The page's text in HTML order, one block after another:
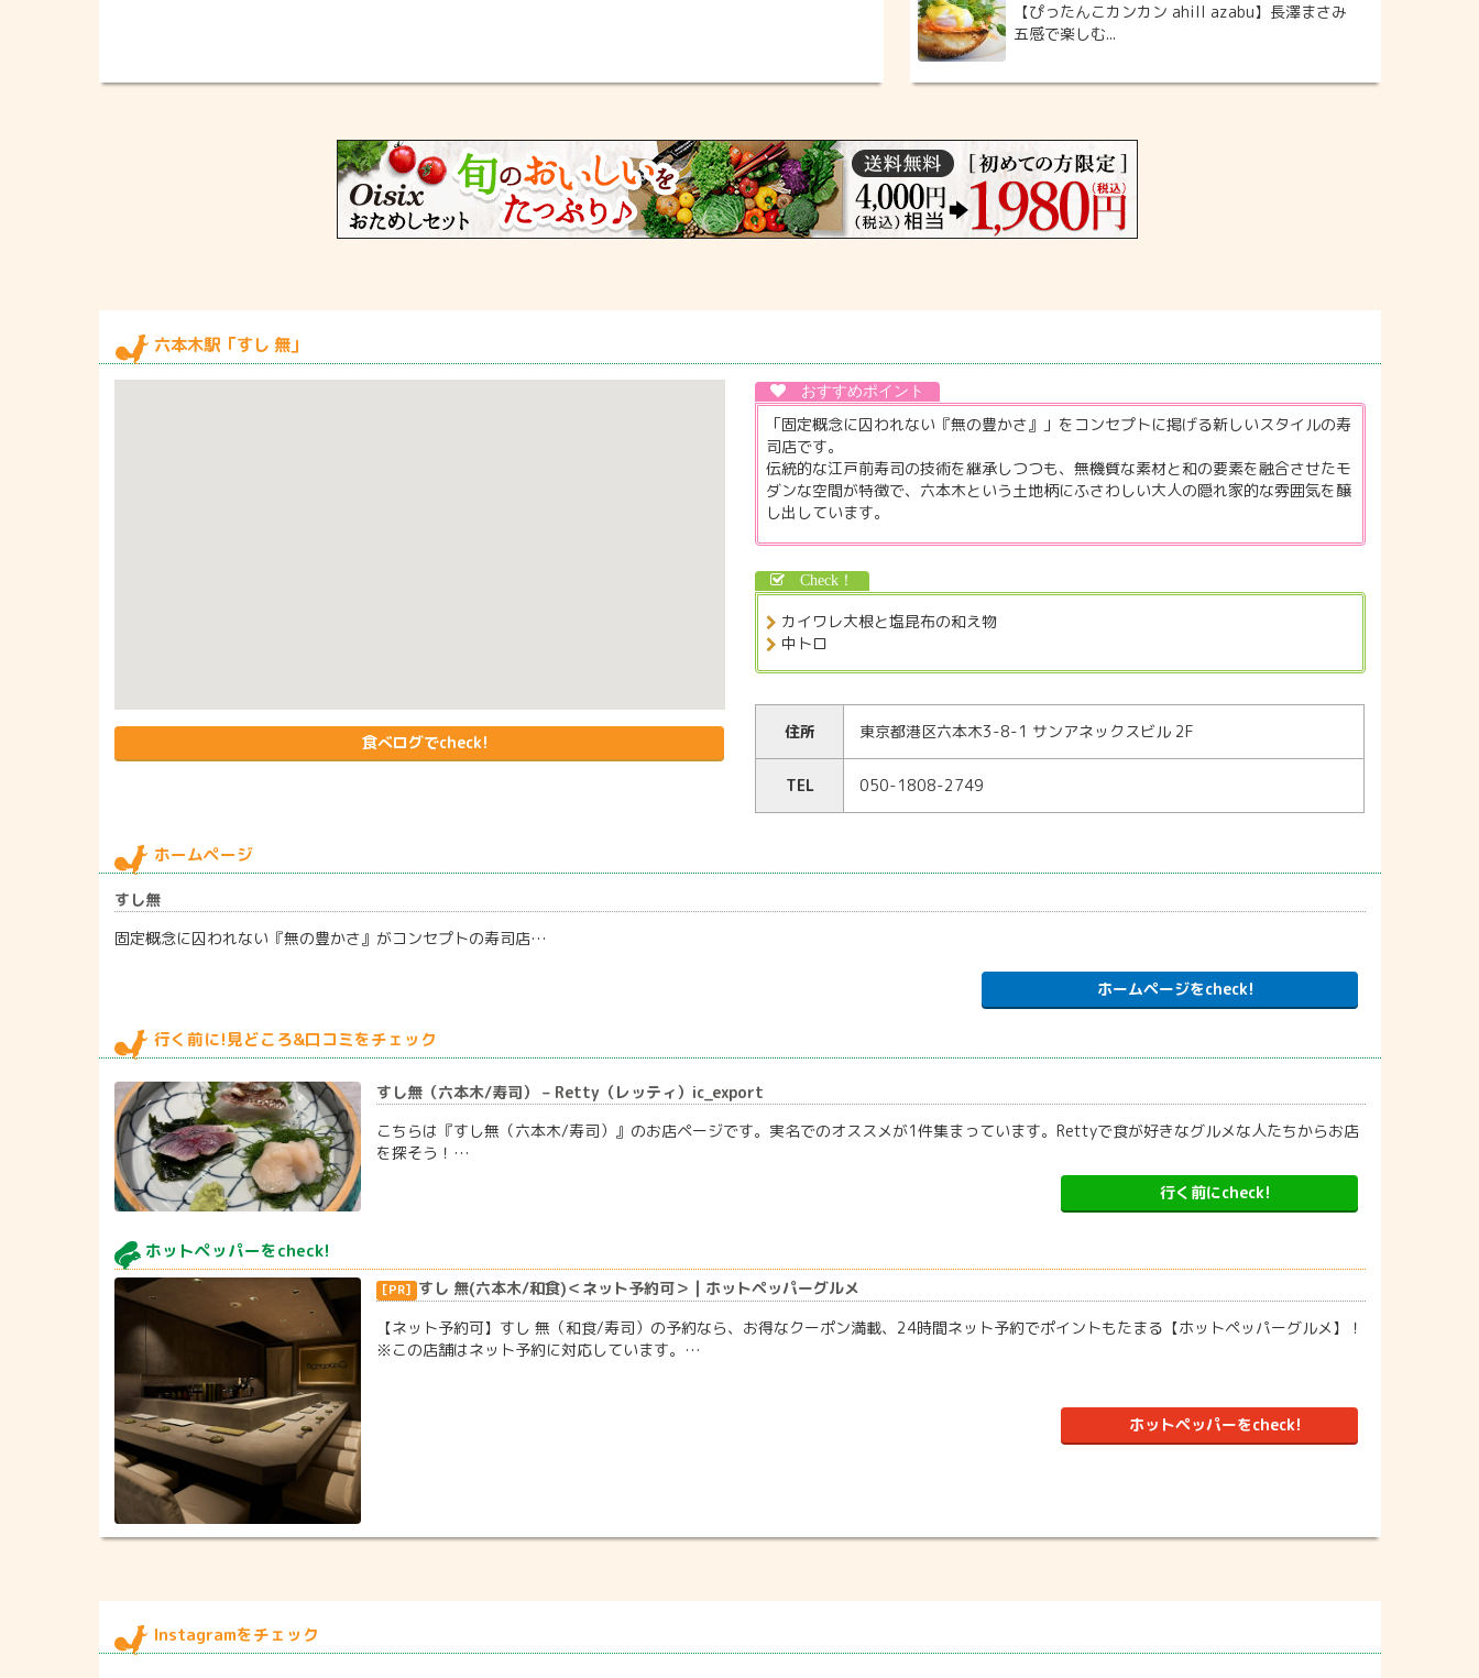
【ぴったんこカンカン ahill azabu】長澤まさみ
五感で楽しむ...
六本木駅「すし 無」
食べログでcheck!
「固定概念に囚われない『無の豊かさ』」をコンセプトに掲げる新しいスタイルの寿
司店です。
伝統的な江戸前寿司の技術を継承しつつも、無機質な素材と和の要素を融合させたモ
ダンな空間が特徴で、六本木という土地柄にふさわしい大人の隠れ家的な雰囲気を醸
し出しています。
カイワレ大根と塩昆布の和え物
中トロ
住所 東京都港区六本木3-8-1 サンアネックスビル 2F
TEL 050-1808-2749
ホームページ
すし無
固定概念に囚われない『無の豊かさ』がコンセプトの寿司店…
ホームページをcheck!
行く前に!見どころ&口コミをチェック
すし無（六本木/寿司） – Retty（レッティ）ic_export
こちらは『すし無（六本木/寿司）』のお店ページです。実名でのオススメが1件集まっています。Rettyで食が好きなグルメな人たちからお店
を探そう！…
行く前にcheck!
ホットペッパーをcheck!
すし 無(六本木/和食)＜ネット予約可＞ | ホットペッパーグルメ
【ネット予約可】すし 無（和食/寿司）の予約なら、お得なクーポン満載、24時間ネット予約でポイントもたまる【ホットペッパーグルメ】！
※この店舗はネット予約に対応しています。…
ホットペッパーをcheck!
Instagramをチェック